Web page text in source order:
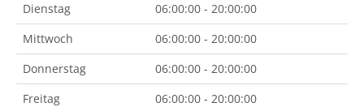
Dienstag
06:00:00 - 20:00:00
Mittwoch
06:00:00 - 20:00:00
Donnerstag
06:00:00 - 20:00:00
Freitag
06:00:00 - 20:00:00